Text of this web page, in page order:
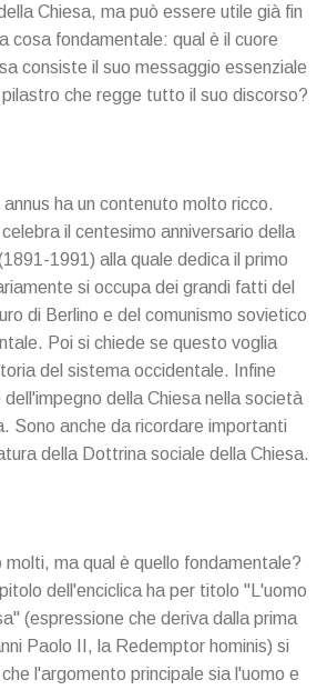
Chiesa, ma può essere utile già fin
cosa fondamentale: qual è il cuore
consiste il suo messaggio essenziale
che regge tutto il suo discorso?
annus ha un contenuto molto ricco.
il centesimo anniversario della
1991) alla quale dedica il primo
si occupa dei grandi fatti del
di Berlino e del comunismo sovietico
Poi si chiede se questo voglia
del sistema occidentale. Infine
della Chiesa nella società
Sono anche da ricordare importanti
della Dottrina sociale della Chiesa.
molti, ma qual è quello fondamentale?
dell'enciclica ha per titolo "L'uomo
(espressione che deriva dalla prima
Paolo II, la Redemptor hominis) si
l'argomento principale sia l'uomo e